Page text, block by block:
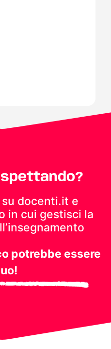
docenti.it e
in cui gestisci la
potrebbe essere